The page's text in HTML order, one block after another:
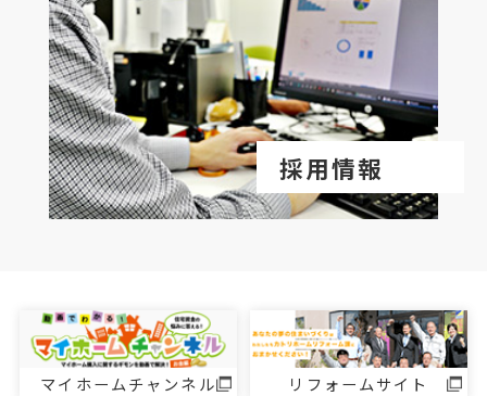
採用情報
マイホームチャンネル リフォームサイト